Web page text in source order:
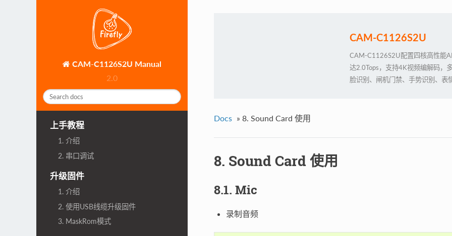
CAM-C1126S2U Manual
2.0
上手教程
1. 介绍
2. 串口调试
升级固件
1. 介绍
2. 使用USB线缆升级固件
3. MaskRom模式
CAM-C1126S2U
CAM-C1126S2U配置四核高性能
达2.0Tops，支持4K视频编解码，
脸识别、闸机门禁、手势识别、
Docs » 8. Sound Card 使用
8. Sound Card 使用
8.1. Mic
录制音频